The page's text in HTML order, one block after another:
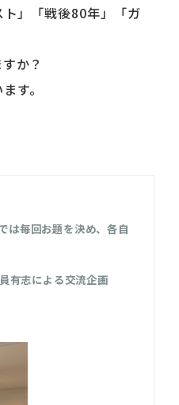
」「戦後80年」「ガ
か？
す。
は毎回お題を決め、各自
有志による交流企画